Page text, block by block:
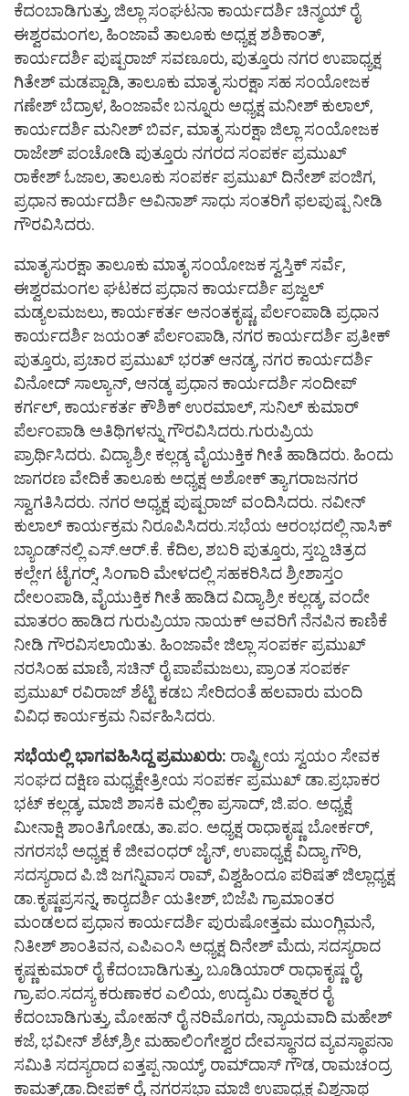
ಕೆದಂಬಾಡಿಗುತ್ತು, ಜಿಲ್ಲಾ ಸಂಘಟನಾ ಕಾರ್ಯದರ್ಶಿ ಚಿನ್ಮಯ್ ರೈ
ಈಶ್ವರಮಂಗಲ, ಹಿಂಜಾವೆ ತಾಲೂಕು ಅಧ್ಯಕ್ಷ ಶಶಿಕಾಂತ್,
ಕಾರ್ಯದರ್ಶಿ ಪುಷ್ಪರಾಜ್ ಸವಣೂರು, ಪುತ್ತೂರು ನಗರ ಉಪಾಧ್ಯಕ್ಷ
ಗಿತೇಶ್ ಮಡಪ್ಪಾಡಿ, ತಾಲೂಕು ಮಾತೃ ಸುರಕ್ಷಾ ಸಹ ಸಂಯೋಜಕ
ಗಣೇಶ್ ಬೆದ್ರಾಳ, ಹಿಂಜಾವೇ ಬನ್ನೂರು ಅಧ್ಯಕ್ಷ ಮನೀಶ್ ಕುಲಾಲ್,
ಕಾರ್ಯದರ್ಶಿ ಮನೀಶ್ ಬಿರ್ವ, ಮಾತೃ ಸುರಕ್ಷಾ ಜಿಲ್ಲಾ ಸಂಯೋಜಕ
ರಾಜೇಶ್ ಪಂಚೋಡಿ ಪುತ್ತೂರು ನಗರದ ಸಂಪರ್ಕ ಪ್ರಮುಖ್
ರಾಕೇಶ್ ಓಜಾಲ, ತಾಲೂಕು ಸಂಪರ್ಕ ಪ್ರಮುಖ್ ದಿನೇಶ್ ಪಂಜಿಗ,
ಪ್ರಧಾನ ಕಾರ್ಯದರ್ಶಿ ಅವಿನಾಶ್ ಸಾಧು ಸಂತರಿಗೆ ಫಲಪುಷ್ಪ ನೀಡಿ
ಗೌರವಿಸಿದರು.
ಮಾತೃಸುರಕ್ಷಾ ತಾಲೂಕು ಮಾತೃ ಸಂಯೋಜಕ ಸ್ವಸ್ತಿಕ್ ಸರ್ವೆ,
ಈಶ್ವರಮಂಗಲ ಘಟಕದ ಪ್ರಧಾನ ಕಾರ್ಯದರ್ಶಿ ಪ್ರಜ್ವಲ್
ಮಡ್ಯಲಮಜಲು, ಕಾರ್ಯಕರ್ತ ಅನಂತಕೃಷ್ಣ, ಪೆರ್ಲಂಪಾಡಿ ಪ್ರಧಾನ
ಕಾರ್ಯದರ್ಶಿ ಜಯಂತ್ ಪೆರ್ಲಂಪಾಡಿ, ನಗರ ಕಾರ್ಯದರ್ಶಿ ಪ್ರತೀಕ್
ಪುತ್ತೂರು, ಪ್ರಚಾರ ಪ್ರಮುಖ್ ಭರತ್ ಆನಡ್ಕ, ನಗರ ಕಾರ್ಯದರ್ಶಿ
ವಿನೋದ್ ಸಾಲ್ಯಾನ್, ಆನಡ್ಕ ಪ್ರಧಾನ ಕಾರ್ಯದರ್ಶಿ ಸಂದೀಪ್
ಕರ್ಗಲ್, ಕಾರ್ಯಕರ್ತ ಕೌಶಿಕ್ ಉರಮಾಲ್, ಸುನಿಲ್ ಕುಮಾರ್
ಪೆರ್ಲಂಪಾಡಿ ಅತಿಥಿಗಳನ್ನು ಗೌರವಿಸಿದರು.ಗುರುಪ್ರಿಯ
ಪ್ರಾರ್ಥಿಸಿದರು. ವಿದ್ಯಾಶ್ರೀ ಕಲ್ಲಡ್ಕ ವೈಯುಕ್ತಿಕ ಗೀತೆ ಹಾಡಿದರು. ಹಿಂದು
ಜಾಗರಣ ವೇದಿಕೆ ತಾಲೂಕು ಅಧ್ಯಕ್ಷ ಅಶೋಕ್ ತ್ಯಾಗರಾಜನಗರ
ಸ್ವಾಗತಿಸಿದರು. ನಗರ ಅಧ್ಯಕ್ಷ ಪುಷ್ಪರಾಜ್ ವಂದಿಸಿದರು. ನವೀನ್
ಕುಲಾಲ್ ಕಾರ್ಯಕ್ರಮ ನಿರೂಪಿಸಿದರು.ಸಭೆಯ ಆರಂಭದಲ್ಲಿ ನಾಸಿಕ್
ಬ್ಯಾಂಡ್‌ನಲ್ಲಿ ಎಸ್.ಆರ್.ಕೆ. ಕೆದಿಲ, ಶಬರಿ ಪುತ್ತೂರು, ಸ್ತಬ್ದ ಚಿತ್ರದ
ಕಲ್ಲೇಗ ಟೈಗರ್‍ಸ್, ಸಿಂಗಾರಿ ಮೇಳದಲ್ಲಿ ಸಹಕರಿಸಿದ ಶ್ರೀಶಾಸ್ತಂ
ದೇಲಂಪಾಡಿ, ವೈಯುಕ್ತಿಕ ಗೀತೆ ಹಾಡಿದ ವಿದ್ಯಾಶ್ರೀ ಕಲ್ಲಡ್ಕ, ವಂದೇ
ಮಾತರಂ ಹಾಡಿದ ಗುರುಪ್ರಿಯಾ ನಾಯಕ್ ಅವರಿಗೆ ನೆನಪಿನ ಕಾಣಿಕೆ
ನೀಡಿ ಗೌರವಿಸಲಾಯಿತು. ಹಿಂಜಾವೇ ಜಿಲ್ಲಾ ಸಂಪರ್ಕ ಪ್ರಮುಖ್
ನರಸಿಂಹ ಮಾಣಿ, ಸಚಿನ್ ರೈ ಪಾಪೆಮಜಲು, ಪ್ರಾಂತ ಸಂಪರ್ಕ
ಪ್ರಮುಖ್ ರವಿರಾಜ್ ಶೆಟ್ಟಿ ಕಡಬ ಸೇರಿದಂತೆ ಹಲವಾರು ಮಂದಿ
ವಿವಿಧ ಕಾರ್ಯಕ್ರಮ ನಿರ್ವಹಿಸಿದರು.
ಸಭೆಯಲ್ಲಿ ಭಾಗವಹಿಸಿದ್ದ ಪ್ರಮುಖರು: ರಾಷ್ಟ್ರೀಯ ಸ್ವಯಂ ಸೇವಕ
ಸಂಘದ ದಕ್ಷಿಣ ಮಧ್ಯಕ್ಷೇತ್ರೀಯ ಸಂಪರ್ಕ ಪ್ರಮುಖ್ ಡಾ.ಪ್ರಭಾಕರ
ಭಟ್ ಕಲ್ಲಡ್ಕ, ಮಾಜಿ ಶಾಸಕಿ ಮಲ್ಲಿಕಾ ಪ್ರಸಾದ್, ಜಿ.ಪಂ. ಅಧ್ಯಕ್ಷೆ
ಮೀನಾಕ್ಷಿ ಶಾಂತಿಗೋಡು, ತಾ.ಪಂ. ಅಧ್ಯಕ್ಷ ರಾಧಾಕೃಷ್ಣ ಬೋರ್ಕರ್,
ನಗರಸಭೆ ಅಧ್ಯಕ್ಷ ಕೆ ಜೀವಂಧರ್ ಜೈನ್, ಉಪಾಧ್ಯಕ್ಷೆ ವಿದ್ಯಾ ಗೌರಿ,
ಸದಸ್ಯರಾದ ಪಿ.ಜಿ ಜಗನ್ನಿವಾಸ ರಾವ್, ವಿಶ್ವಹಿಂದೂ ಪರಿಷತ್ ಜಿಲ್ಲಾಧ್ಯಕ್ಷ
ಡಾ.ಕೃಷ್ಣಪ್ರಸನ್ನ, ಕಾರ್‍ಯದರ್ಶಿ ಯತೀಶ್, ಬಿಜೆಪಿ ಗ್ರಾಮಾಂತರ
ಮಂಡಲದ ಪ್ರಧಾನ ಕಾರ್ಯದರ್ಶಿ ಪುರುಷೋತ್ತಮ ಮುಂಗ್ಲಿಮನೆ,
ನಿತೀಶ್ ಶಾಂತಿವನ, ಎಪಿಎಂಸಿ ಅಧ್ಯಕ್ಷ ದಿನೇಶ್ ಮೆದು, ಸದಸ್ಯರಾದ
ಕೃಷ್ಣಕುಮಾರ್ ರೈ ಕೆದಂಬಾಡಿಗುತ್ತು, ಬೂಡಿಯಾರ್ ರಾಧಾಕೃಷ್ಣ ರೈ,
ಗ್ರಾ.ಪಂ.ಸದಸ್ಯ ಕರುಣಾಕರ ಎಲಿಯ, ಉದ್ಯಮಿ ರತ್ನಾಕರ ರೈ
ಕೆದಂಬಾಡಿಗುತ್ತು, ಮೋಹನ್ ರೈ ನರಿಮೊಗರು, ನ್ಯಾಯವಾದಿ ಮಹೇಶ್
ಕಜೆ, ಭವೀನ್ ಶೆಟ್,ಶ್ರೀ ಮಹಾಲಿಂಗೇಶ್ವರ ದೇವಸ್ಥಾನದ ವ್ಯವಸ್ಥಾಪನಾ
ಸಮಿತಿ ಸದಸ್ಯರಾದ ಐತ್ತಪ್ಪ ನಾಯ್ಕ್, ರಾಮ್‌ದಾಸ್ ಗೌಡ, ರಾಮಚಂದ್ರ
ಕಾಮತ್,ಡಾ.ದೀಪಕ್ ರೈ, ನಗರಸಭಾ ಮಾಜಿ ಉಪಾಧ್ಯಕ್ಷ ವಿಶ್ವನಾಥ